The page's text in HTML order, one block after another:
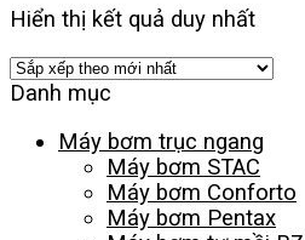
Hiển thị kết quả duy nhất
Danh mục
Máy bơm trục ngang
Máy bơm STAC
Máy bơm Conforto
Máy bơm Pentax